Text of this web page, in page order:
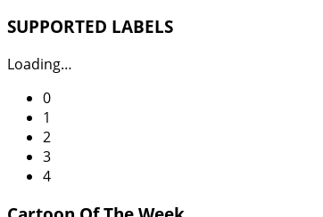
SUPPORTED LABELS
Loading…
0
1
2
3
4